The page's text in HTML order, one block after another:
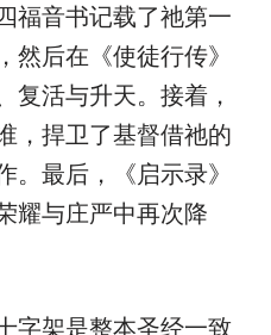
福音书记载了祂第一
然后在《使徒行传》
复活与升天。接着，
，捍卫了基督借祂的
。最后，《启示录》
耀与庄严中再次降
字架是整本圣经一致